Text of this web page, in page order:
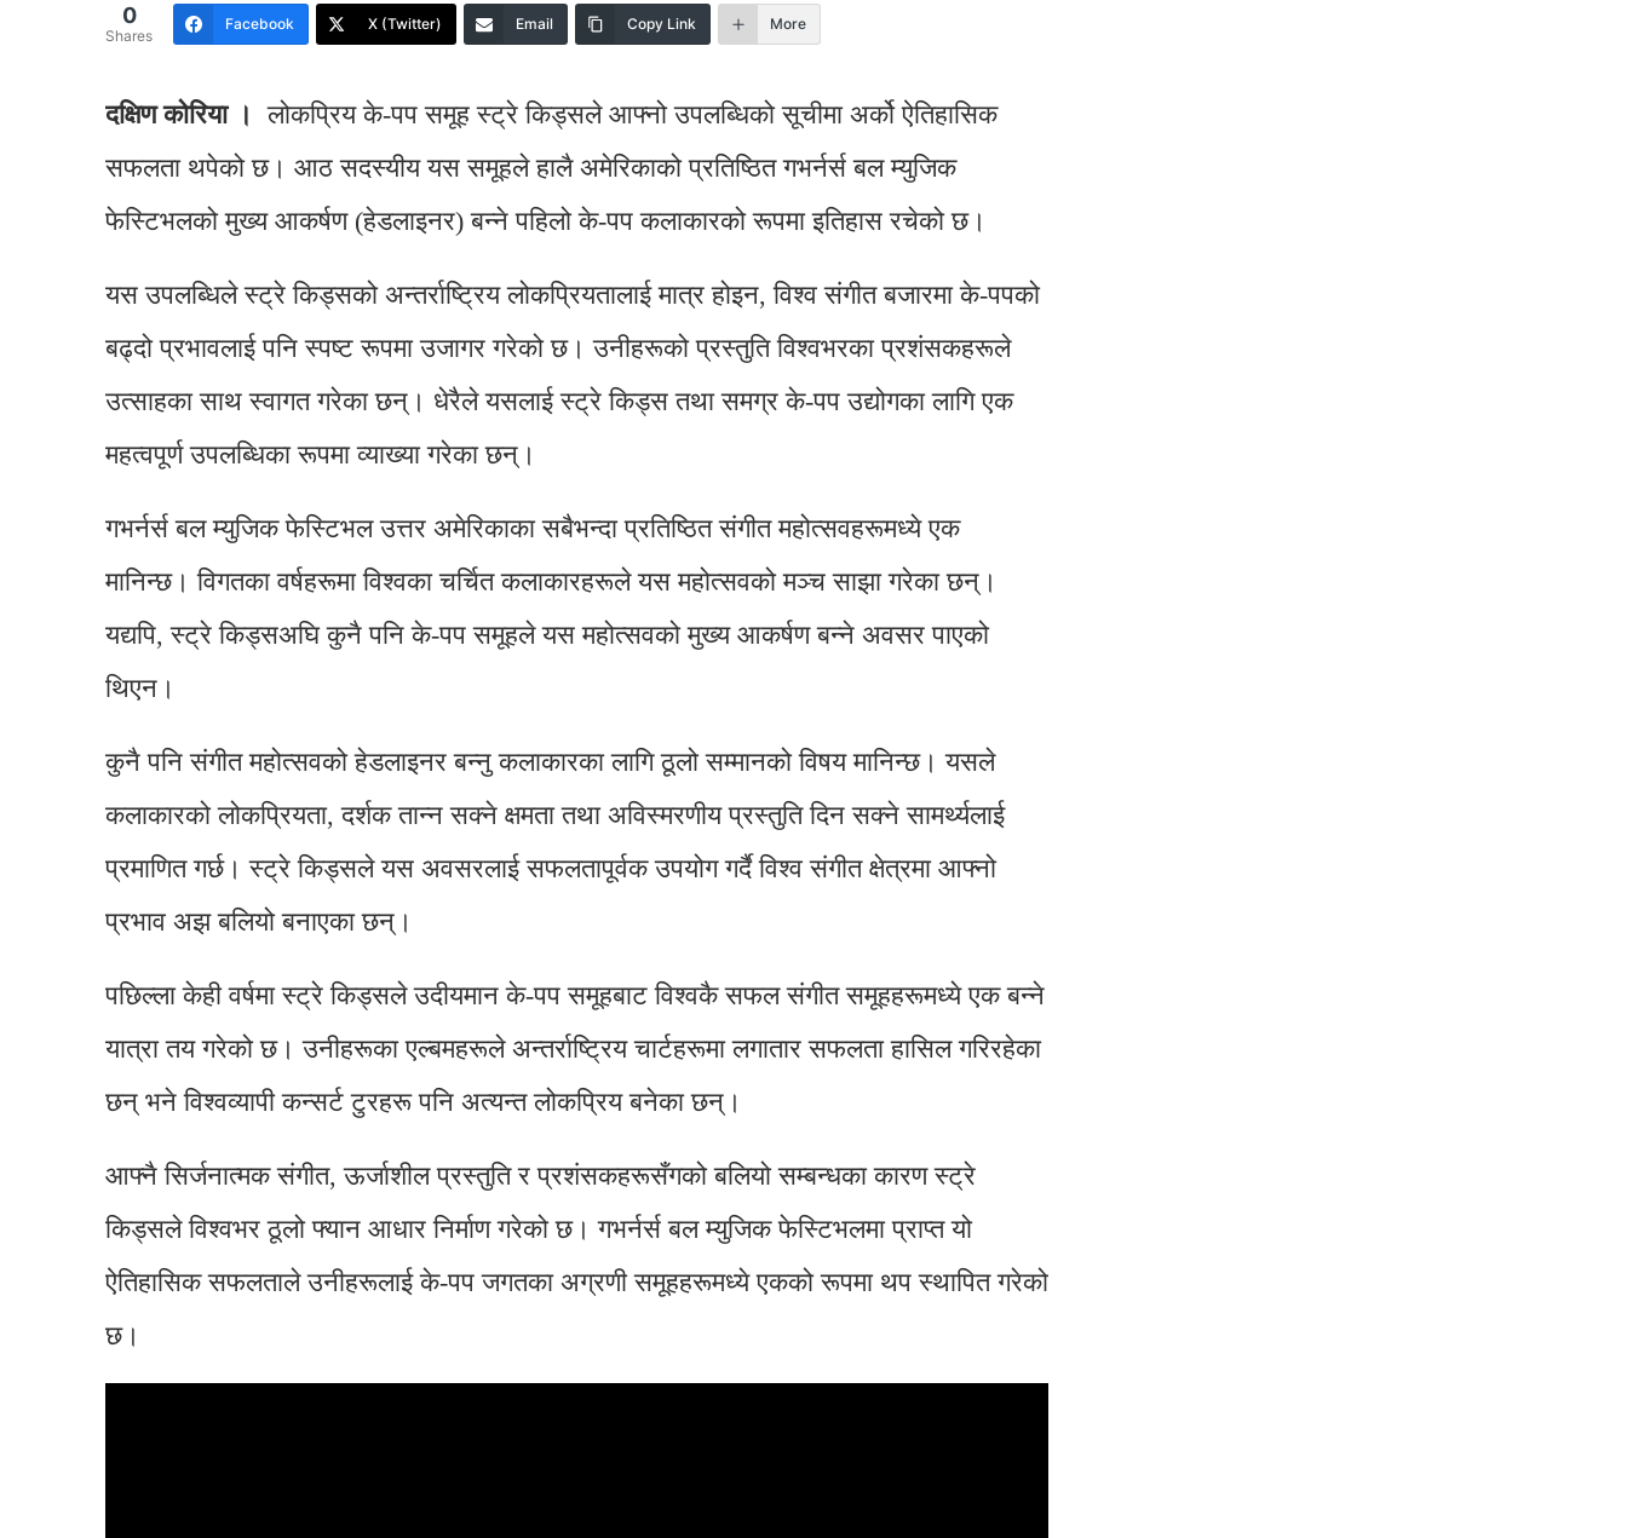
0
Shares
Facebook X (Twitter) Email Copy Link More
दक्षिण कोरिया । लोकप्रिय के-पप समूह स्ट्रे किड्सले आफ्नो उपलब्धिको सूचीमा अर्को ऐतिहासिक
सफलता थपेको छ। आठ सदस्यीय यस समूहले हालै अमेरिकाको प्रतिष्ठित गभर्नर्स बल म्युजिक
फेस्टिभलको मुख्य आकर्षण (हेडलाइनर) बन्ने पहिलो के-पप कलाकारको रूपमा इतिहास रचेको छ।
यस उपलब्धिले स्ट्रे किड्सको अन्तर्राष्ट्रिय लोकप्रियतालाई मात्र होइन, विश्व संगीत बजारमा के-पपको
बढ्दो प्रभावलाई पनि स्पष्ट रूपमा उजागर गरेको छ। उनीहरूको प्रस्तुति विश्वभरका प्रशंसकहरूले
उत्साहका साथ स्वागत गरेका छन्। धेरैले यसलाई स्ट्रे किड्स तथा समग्र के-पप उद्योगका लागि एक
महत्वपूर्ण उपलब्धिका रूपमा व्याख्या गरेका छन्।
गभर्नर्स बल म्युजिक फेस्टिभल उत्तर अमेरिकाका सबैभन्दा प्रतिष्ठित संगीत महोत्सवहरूमध्ये एक
मानिन्छ। विगतका वर्षहरूमा विश्वका चर्चित कलाकारहरूले यस महोत्सवको मञ्च साझा गरेका छन्।
यद्यपि, स्ट्रे किड्सअघि कुनै पनि के-पप समूहले यस महोत्सवको मुख्य आकर्षण बन्ने अवसर पाएको
थिएन।
कुनै पनि संगीत महोत्सवको हेडलाइनर बन्नु कलाकारका लागि ठूलो सम्मानको विषय मानिन्छ। यसले
कलाकारको लोकप्रियता, दर्शक तान्न सक्ने क्षमता तथा अविस्मरणीय प्रस्तुति दिन सक्ने सामर्थ्यलाई
प्रमाणित गर्छ। स्ट्रे किड्सले यस अवसरलाई सफलतापूर्वक उपयोग गर्दै विश्व संगीत क्षेत्रमा आफ्नो
प्रभाव अझ बलियो बनाएका छन्।
पछिल्ला केही वर्षमा स्ट्रे किड्सले उदीयमान के-पप समूहबाट विश्वकै सफल संगीत समूहहरूमध्ये एक बन्ने
यात्रा तय गरेको छ। उनीहरूका एल्बमहरूले अन्तर्राष्ट्रिय चार्टहरूमा लगातार सफलता हासिल गरिरहेका
छन् भने विश्वव्यापी कन्सर्ट टुरहरू पनि अत्यन्त लोकप्रिय बनेका छन्।
आफ्नै सिर्जनात्मक संगीत, ऊर्जाशील प्रस्तुति र प्रशंसकहरूसँगको बलियो सम्बन्धका कारण स्ट्रे
किड्सले विश्वभर ठूलो फ्यान आधार निर्माण गरेको छ। गभर्नर्स बल म्युजिक फेस्टिभलमा प्राप्त यो
ऐतिहासिक सफलताले उनीहरूलाई के-पप जगतका अग्रणी समूहहरूमध्ये एकको रूपमा थप स्थापित गरेको
छ।